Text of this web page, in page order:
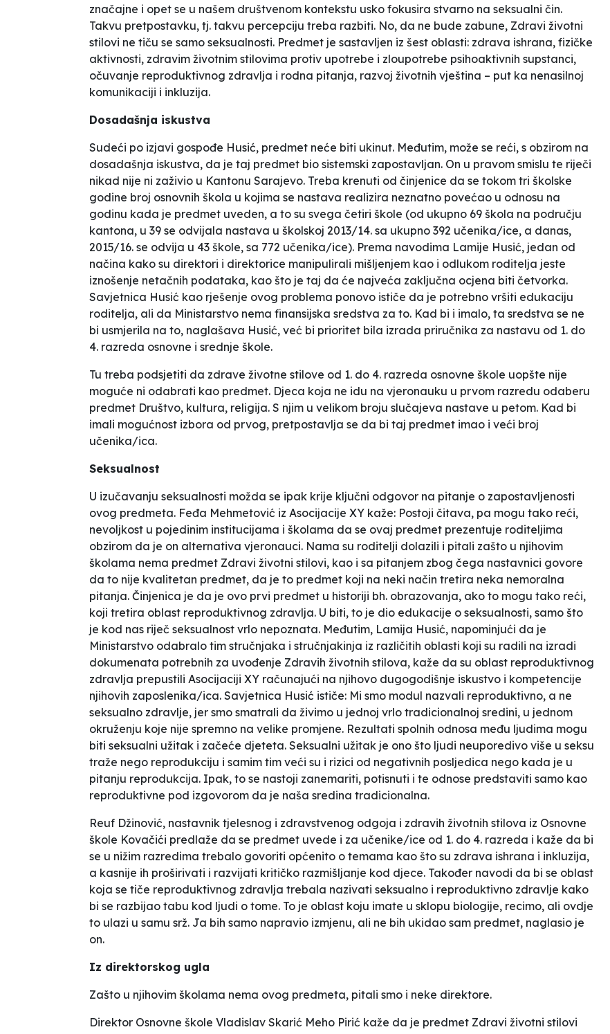
značajne i opet se u našem društvenom kontekstu usko fokusira stvarno na seksualni čin.
Takvu pretpostavku, tj. takvu percepciju treba razbiti. No, da ne bude zabune, Zdravi životni
stilovi ne tiču se samo seksualnosti. Predmet je sastavljen iz šest oblasti: zdrava ishrana, fizičke
aktivnosti, zdravim životnim stilovima protiv upotrebe i zloupotrebe psihoaktivnih supstanci,
očuvanje reproduktivnog zdravlja i rodna pitanja, razvoj životnih vještina – put ka nenasilnoj
komunikaciji i inkluzija.
Dosadašnja iskustva
Sudeći po izjavi gospođe Husić, predmet neće biti ukinut. Međutim, može se reći, s obzirom na
dosadašnja iskustva, da je taj predmet bio sistemski zapostavljan. On u pravom smislu te riječi
nikad nije ni zaživio u Kantonu Sarajevo. Treba krenuti od činjenice da se tokom tri školske
godine broj osnovnih škola u kojima se nastava realizira neznatno povećao u odnosu na
godinu kada je predmet uveden, a to su svega četiri škole (od ukupno 69 škola na području
kantona, u 39 se odvijala nastava u školskoj 2013/14. sa ukupno 392 učenika/ice, a danas,
2015/16. se odvija u 43 škole, sa 772 učenika/ice). Prema navodima Lamije Husić, jedan od
načina kako su direktori i direktorice manipulirali mišljenjem kao i odlukom roditelja jeste
iznošenje netačnih podataka, kao što je taj da će najveća zaključna ocjena biti četvorka.
Savjetnica Husić kao rješenje ovog problema ponovo ističe da je potrebno vršiti edukaciju
roditelja, ali da Ministarstvo nema finansijska sredstva za to. Kad bi i imalo, ta sredstva se ne
bi usmjerila na to, naglašava Husić, već bi prioritet bila izrada priručnika za nastavu od 1. do
4. razreda osnovne i srednje škole.
Tu treba podsjetiti da zdrave životne stilove od 1. do 4. razreda osnovne škole uopšte nije
moguće ni odabrati kao predmet. Djeca koja ne idu na vjeronauku u prvom razredu odaberu
predmet Društvo, kultura, religija. S njim u velikom broju slučajeva nastave u petom. Kad bi
imali mogućnost izbora od prvog, pretpostavlja se da bi taj predmet imao i veći broj
učenika/ica.
Seksualnost
U izučavanju seksualnosti možda se ipak krije ključni odgovor na pitanje o zapostavljenosti
ovog predmeta. Feđa Mehmetović iz Asocijacije XY kaže: Postoji čitava, pa mogu tako reći,
nevoljkost u pojedinim institucijama i školama da se ovaj predmet prezentuje roditeljima
obzirom da je on alternativa vjeronauci. Nama su roditelji dolazili i pitali zašto u njihovim
školama nema predmet Zdravi životni stilovi, kao i sa pitanjem zbog čega nastavnici govore
da to nije kvalitetan predmet, da je to predmet koji na neki način tretira neka nemoralna
pitanja. Činjenica je da je ovo prvi predmet u historiji bh. obrazovanja, ako to mogu tako reći,
koji tretira oblast reproduktivnog zdravlja. U biti, to je dio edukacije o seksualnosti, samo što
je kod nas riječ seksualnost vrlo nepoznata. Međutim, Lamija Husić, napominjući da je
Ministarstvo odabralo tim stručnjaka i stručnjakinja iz različitih oblasti koji su radili na izradi
dokumenata potrebnih za uvođenje Zdravih životnih stilova, kaže da su oblast reproduktivnog
zdravlja prepustili Asocijaciji XY računajući na njihovo dugogodišnje iskustvo i kompetencije
njihovih zaposlenika/ica. Savjetnica Husić ističe: Mi smo modul nazvali reproduktivno, a ne
seksualno zdravlje, jer smo smatrali da živimo u jednoj vrlo tradicionalnoj sredini, u jednom
okruženju koje nije spremno na velike promjene. Rezultati spolnih odnosa među ljudima mogu
biti seksualni užitak i začeće djeteta. Seksualni užitak je ono što ljudi neuporedivo više u seksu
traže nego reprodukciju i samim tim veći su i rizici od negativnih posljedica nego kada je u
pitanju reprodukcija. Ipak, to se nastoji zanemariti, potisnuti i te odnose predstaviti samo kao
reproduktivne pod izgovorom da je naša sredina tradicionalna.
Reuf Džinović, nastavnik tjelesnog i zdravstvenog odgoja i zdravih životnih stilova iz Osnovne
škole Kovačići predlaže da se predmet uvede i za učenike/ice od 1. do 4. razreda i kaže da bi
se u nižim razredima trebalo govoriti općenito o temama kao što su zdrava ishrana i inkluzija,
a kasnije ih proširivati i razvijati kritičko razmišljanje kod djece. Također navodi da bi se oblast
koja se tiče reproduktivnog zdravlja trebala nazivati seksualno i reproduktivno zdravlje kako
bi se razbijao tabu kod ljudi o tome. To je oblast koju imate u sklopu biologije, recimo, ali ovdje
to ulazi u samu srž. Ja bih samo napravio izmjenu, ali ne bih ukidao sam predmet, naglasio je
on.
Iz direktorskog ugla
Zašto u njihovim školama nema ovog predmeta, pitali smo i neke direktore.
Direktor Osnovne škole Vladislav Skarić Meho Pirić kaže da je predmet Zdravi životni stilovi